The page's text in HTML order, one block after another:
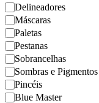
Delineadores
Máscaras
Paletas
Pestanas
Sobrancelhas
Sombras e Pigmentos
Pincéis
Blue Master